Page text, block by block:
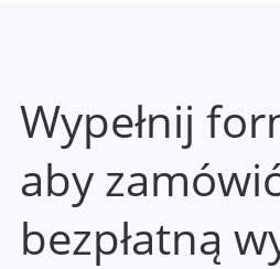
Wypełnij
aby
bezpłatną